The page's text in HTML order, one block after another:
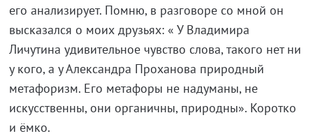
его анализирует. Помню, в разговоре со мной он
высказался о моих друзьях: « У Владимира
Личутина удивительное чувство слова, такого нет ни
у кого, а у Александра Проханова природный
метафоризм. Его метафоры не надуманы, не
искусственны, они органичны, природны». Коротко
и ёмко.